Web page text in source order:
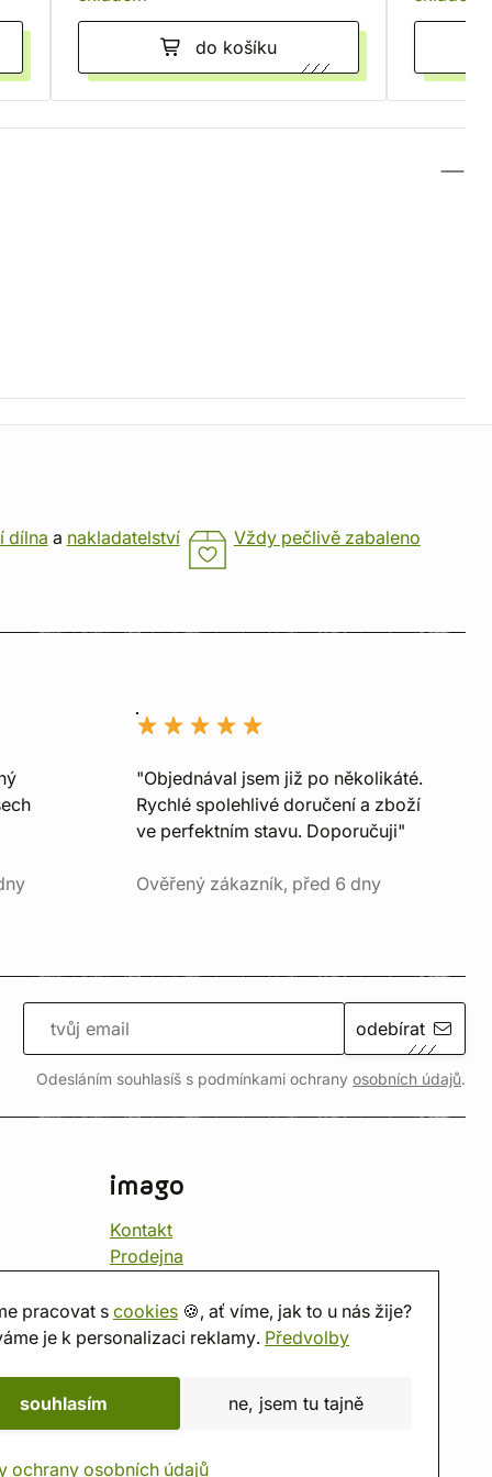
do košíku
pracovat s cookies 🍪, ať víme, jak to u nás žije?
je k personalizaci reklamy. Předvolby
souhlasím ne, jsem tu tajně
ochrany osobních údajů
dílna a nakladatelství Vždy pečlivě zabaleno
"Objednával jsem již po několikáté.
Rychlé spolehlivé doručení a zboží
ve perfektním stavu. Doporučuji"
Ověřený zákazník, před 6 dny
odebírat
Odesláním souhlasíš s podmínkami ochrany osobních údajů.
imago
Kontakt
Prodejna
O nás
Hodnocení obchodu